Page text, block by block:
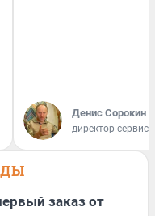
Денис Сорокин
директор
заказ от